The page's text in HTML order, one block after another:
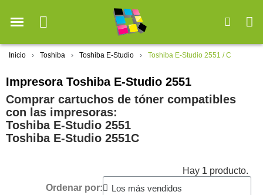
Inicio Toshiba Toshiba E-Studio Toshiba E-Studio 2551 / C
Impresora Toshiba E-Studio 2551
Comprar cartuchos de tóner compatibles
con las impresoras:
Toshiba E-Studio 2551
Toshiba E-Studio 2551C
Hay 1 producto.
Ordenar por: